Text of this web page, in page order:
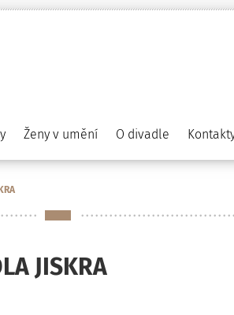
Ženy v umění O divadle
JISKRA